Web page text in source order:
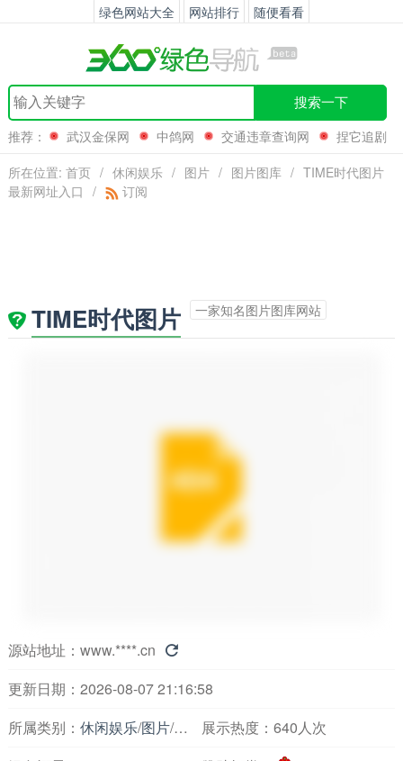
绿色网站大全 网站排行 随便看看
搜索一下
推荐： 武汉金保网 中鸽网 交通违章查询网
捏它追剧
所在位置: 首页 / 休闲娱乐 / 图片 / 图片图库 / TIME时代图片
最新网址入口 / 订阅
TIME时代图片 一家知名图片图库网站
源站地址： www.****.cn 
更新日期：2026-08-07 21:16:58
所属类别： 休闲娱乐/图片/图片图库展示热度： 640人次